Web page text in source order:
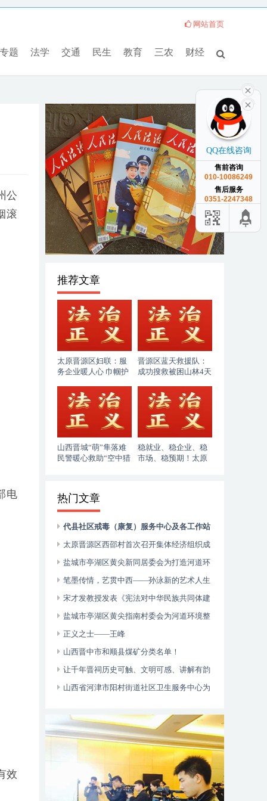
专题 法学 交通 民生 教育 三农 财经
网站首页
公
滚
电
效
推荐文章
太原晋源区妇联：服
务企业暖人心 巾帼护
晋源区蓝天救援队：
成功搜救被困山林4天
山西晋城“萌”隼落难
民警暖心救助“空中猎
稳就业、稳企业、稳
市场、稳预期！太原
热门文章
代县社区戒毒（康复）服务中心及各工作站
多元帮扶显成效
太原晋源区西邵村首次召开集体经济组织成
员大会
盐城市亭湖区黄尖新同居委会为打造河道环
境整治和乡村治理起到了一定的引领作用
笔墨传情，艺贯中西——孙泳新的艺术人生
与卓越成就
宋才发教授发表《宪法对中华民族共同体建
设的价值论析》论文
盐城市亭湖区黄尖指南村委会为河道环境整
治营造了良好的氛围和乡村治理起到了一定的
引领作用
正义之士——王峰
山西晋中市和顺县煤矿分类名单！
让千年晋祠历史可触、文明可感、讲解有韵
山西省河津市阳村街道社区卫生服务中心为
QQ在线咨询
售前咨询
010-10086249
售后服务
0351-2247348